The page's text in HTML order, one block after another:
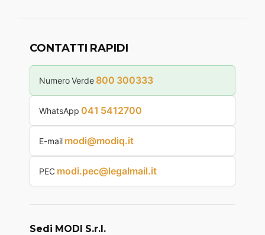
CONTATTI RAPIDI
Numero Verde 800 300333
WhatsApp 041 5412700
E-mail modi@modiq.it
PEC modi.pec@legalmail.it
Sedi MODI S.r.l.